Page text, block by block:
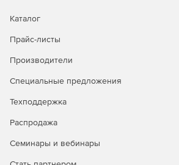
Windows WMI с помощью
Удаленное восстановление ключей
доменами и рабочими группами.
Задачи администрирования можно
Мастер настройки для быстрого
Каталог
Прайс-листы
Производители
Специальные предложения
Техподдержка
Распродажа
Семинары и вебинары